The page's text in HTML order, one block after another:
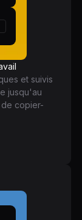
et suivis
jusqu'au
copier-